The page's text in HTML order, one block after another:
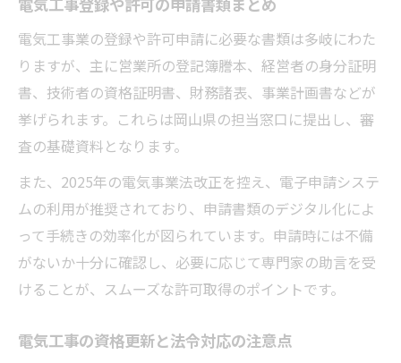
電気工事業の登録や許可申請に必要な書類は多岐にわた
りますが、主に営業所の登記簿謄本、経営者の身分証明
書、技術者の資格証明書、財務諸表、事業計画書などが
挙げられます。これらは岡山県の担当窓口に提出し、審
査の基礎資料となります。
また、2025年の電気事業法改正を控え、電子申請システ
ムの利用が推奨されており、申請書類のデジタル化によ
って手続きの効率化が図られています。申請時には不備
がないか十分に確認し、必要に応じて専門家の助言を受
けることが、スムーズな許可取得のポイントです。
電気工事の資格更新と法令対応の注意点